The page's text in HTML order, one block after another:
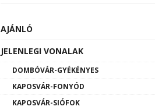
AJÁNLÓ
JELENLEGI VONALAK
DOMBÓVÁR-GYÉKÉNYES
KAPOSVÁR-FONYÓD
KAPOSVÁR-SIÓFOK